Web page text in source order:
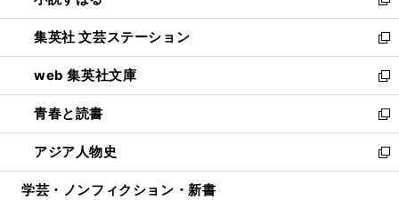
開
く
ウ
ィ
ン
ド
ウ
で
開
く
し
い
ウ
ィ
ン
ド
ウ
で
開
集英社 文芸ステーション
新
し
い
ウ
ィ
ン
ド
ウ
web 集英社文庫
新
し
い
ウ
ィ
ン
青春と読書
新
し
い
ウ
アジア人物史
新
し
学芸・ノンフィクション・新書